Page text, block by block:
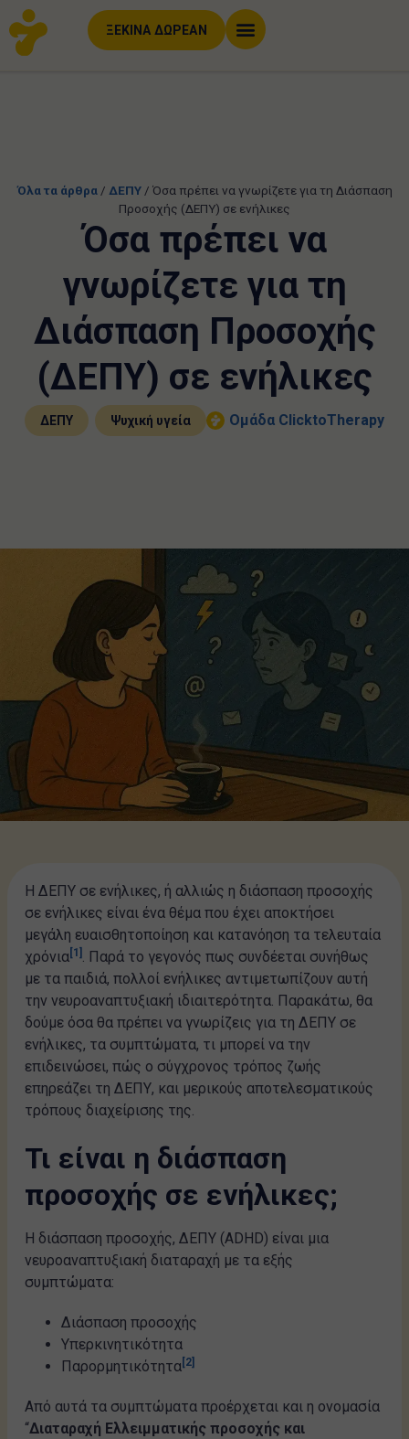
ΞΕΚΙΝΑ ΔΩΡΕΑΝ
Όλα τα άρθρα/ ΔΕΠΥ/ Όσα πρέπει να γνωρίζετε για τη Διάσπαση
Προσοχής (ΔΕΠΥ) σε ενήλικες
Όσα πρέπει να
γνωρίζετε για τη
Διάσπαση Προσοχής
(ΔΕΠΥ) σε ενήλικες
ΔΕΠΥ Ψυχική υγεία Ομάδα ClicktoTherapy
Η ΔΕΠΥ σε ενήλικες, ή αλλιώς η διάσπαση προσοχής
σε ενήλικες είναι ένα θέμα που έχει αποκτήσει
μεγάλη ευαισθητοποίηση και κατανόηση τα τελευταία
χρόνια [1] . Παρά το γεγονός πως συνδέεται συνήθως
με τα παιδιά, πολλοί ενήλικες αντιμετωπίζουν αυτή
την νευροαναπτυξιακή ιδιαιτερότητα. Παρακάτω, θα
δούμε όσα θα πρέπει να γνωρίζεις για τη ΔΕΠΥ σε
ενήλικες, τα συμπτώματα, τι μπορεί να την
επιδεινώσει, πώς ο σύγχρονος τρόπος ζωής
επηρεάζει τη ΔΕΠΥ, και μερικούς αποτελεσματικούς
τρόπους διαχείρισης της.
Τι είναι η διάσπαση
προσοχής σε ενήλικες;
Η διάσπαση προσοχής, ΔΕΠΥ (ADHD) είναι μια
νευροαναπτυξιακή διαταραχή με τα εξής
συμπτώματα:
Διάσπαση προσοχής
Υπερκινητικότητα
Παρορμητικότητα [2]
Από αυτά τα συμπτώματα προέρχεται και η ονομασία
“Διαταραχή Ελλειμματικής προσοχής και